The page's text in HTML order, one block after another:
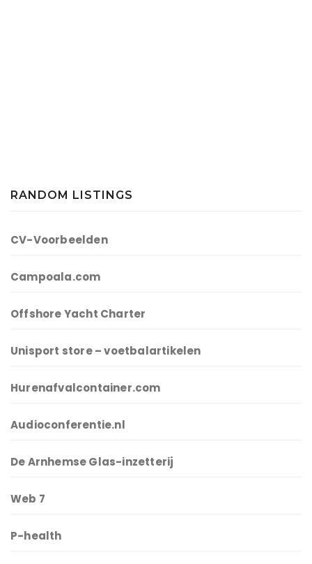
RANDOM LISTINGS
CV-Voorbeelden
Campoala.com
Offshore Yacht Charter
Unisport store – voetbalartikelen
Hurenafvalcontainer.com
Audioconferentie.nl
De Arnhemse Glas-inzetterij
Web 7
P-health